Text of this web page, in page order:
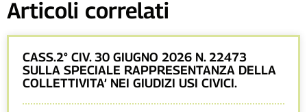
Articoli correlati
CASS.2° CIV. 30 GIUGNO 2026 N. 22473
SULLA SPECIALE RAPPRESENTANZA DELLA
COLLETTIVITA’ NEI GIUDIZI USI CIVICI.